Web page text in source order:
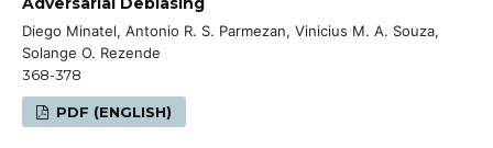
Diego Minatel, Antonio R. S. Parmezan, Vinicius M. A. Souza,
Solange O. Rezende
368-378
PDF (ENGLISH)